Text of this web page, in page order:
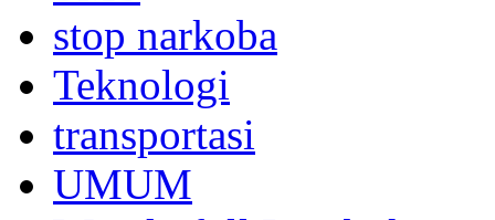
stop narkoba
Teknologi
transportasi
UMUM